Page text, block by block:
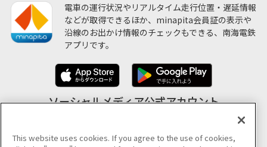
電車の運行状況やリアルタイム走行位置・遅延情報
などが取得できるほか、minapita会員証の表示や
沿線のお出かけ情報のチェックもできる、南海電鉄
アプリです。
ソーシャルメディア公式アカウント
This website uses cookies. If you agree to the use of cookies,